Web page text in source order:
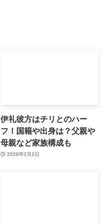
伊礼彼方はチリとのハー
フ！国籍や出身は？父親や
母親など家族構成も
2026年2月2日